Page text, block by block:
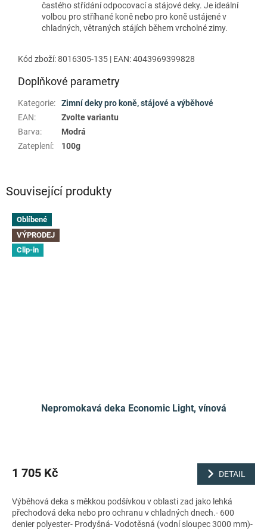
Související produkty
Oblíbené
VÝPRODEJ
Clip-in
Nepromokavá deka Economic Light, vínová
1 705 Kč DETAIL
Výběhová deka s měkkou podšívkou v oblasti zad jako lehká
přechodová deka nebo pro ochranu v chladných dnech.- 600
denier polyester- Prodyšná- Vodotěsná (vodní sloupec 3000 mm)-
častého střídání odpocovací a stájové deky. Je ideální
volbou pro stříhané koně nebo pro koně ustájené v
chladných, větraných stájích během vrcholné zimy.
Kód zboží: 8016305-135 | EAN: 4043969399828
Doplňkové parametry
Kategorie:
Zimní deky pro koně, stájové a výběhové
EAN:
Zvolte variantu
Barva:
Modrá
Zateplení: 100g